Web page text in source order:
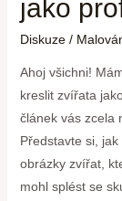
jako
Diskuze /
Ahoj všichni!
kreslit zvířata
článek vás zcela
Představte si,
obrázky zvířat,
mohl splést se